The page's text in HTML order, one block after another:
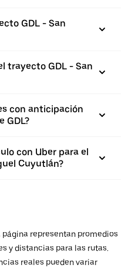
GDL - San
trayecto GDL - San
con anticipación
GDL?
con Uber para el
Cuyutlán?
representan promedios
y distancias para las rutas.
reales pueden variar